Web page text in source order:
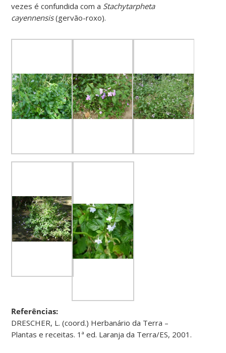
vezes é confundida com a Stachytarpheta
cayennensis(gervão-roxo).
Referências:
DRESCHER, L. (coord.) Herbanário da Terra –
Plantas e receitas. 1ª ed. Laranja da Terra/ES, 2001.